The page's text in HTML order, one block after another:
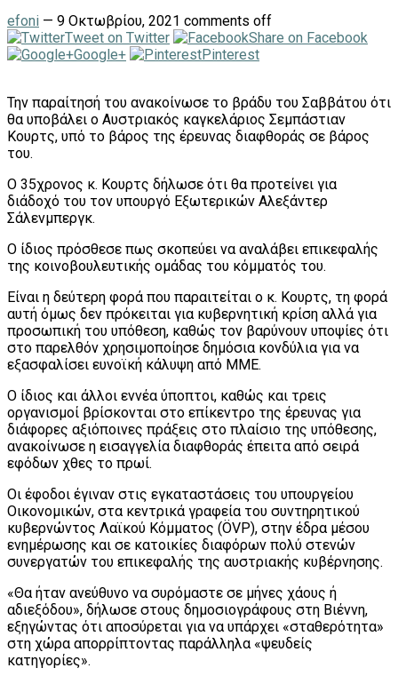
efoni — 9 Οκτωβρίου, 2021 comments off
Tweet on Twitter
Share on Facebook
Google+
Pinterest
Την παραίτησή του ανακοίνωσε το βράδυ του Σαββάτου ότι
θα υποβάλει ο Αυστριακός καγκελάριος Σεμπάστιαν
Κουρτς, υπό το βάρος της έρευνας διαφθοράς σε βάρος
του.
Ο 35χρονος κ. Κουρτς δήλωσε ότι θα προτείνει για
διάδοχό του τον υπουργό Εξωτερικών Αλεξάντερ
Σάλενμπεργκ.
Ο ίδιος πρόσθεσε πως σκοπεύει να αναλάβει επικεφαλής
της κοινοβουλευτικής ομάδας του κόμματός του.
Είναι η δεύτερη φορά που παραιτείται ο κ. Κουρτς, τη φορά
αυτή όμως δεν πρόκειται για κυβερνητική κρίση αλλά για
προσωπική του υπόθεση, καθώς τον βαρύνουν υποψίες ότι
στο παρελθόν χρησιμοποίησε δημόσια κονδύλια για να
εξασφαλίσει ευνοϊκή κάλυψη από ΜΜΕ.
Ο ίδιος και άλλοι εννέα ύποπτοι, καθώς και τρεις
οργανισμοί βρίσκονται στο επίκεντρο της έρευνας για
διάφορες αξιόποινες πράξεις στο πλαίσιο της υπόθεσης,
ανακοίνωσε η εισαγγελία διαφθοράς έπειτα από σειρά
εφόδων χθες το πρωί.
Οι έφοδοι έγιναν στις εγκαταστάσεις του υπουργείου
Οικονομικών, στα κεντρικά γραφεία του συντηρητικού
κυβερνώντος Λαϊκού Κόμματος (ÖVP), στην έδρα μέσου
ενημέρωσης και σε κατοικίες διαφόρων πολύ στενών
συνεργατών του επικεφαλής της αυστριακής κυβέρνησης.
«Θα ήταν ανεύθυνο να συρόμαστε σε μήνες χάους ή
αδιεξόδου», δήλωσε στους δημοσιογράφους στη Βιέννη,
εξηγώντας ότι αποσύρεται για να υπάρχει «σταθερότητα»
στη χώρα απορρίπτοντας παράλληλα «ψευδείς
κατηγορίες».